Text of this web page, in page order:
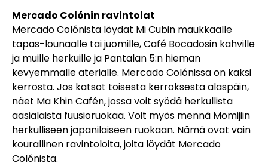
Mercado Colónin ravintolat
Mercado Colónista löydät Mi Cubin maukkaalle
tapas-lounaalle tai juomille, Café Bocadosin kahville
ja muille herkuille ja Pantalan 5:n hieman
kevyemmälle aterialle. Mercado Colónissa on kaksi
kerrosta. Jos katsot toisesta kerroksesta alaspäin,
näet Ma Khin Cafén, jossa voit syödä herkullista
aasialaista fuusioruokaa. Voit myös mennä Momijiin
herkulliseen japanilaiseen ruokaan. Nämä ovat vain
kourallinen ravintoloita, joita löydät Mercado
Colónista.